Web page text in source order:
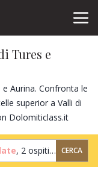
Tures e
Aurina. Confronta le
superior a Valli di
Dolomiticlass.it
, 2 ospiti,1 camera
CERCA